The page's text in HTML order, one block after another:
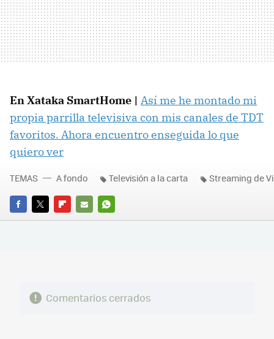
En Xataka SmartHome | Así me he montado mi
propia parrilla televisiva con mis canales de TDT
favoritos. Ahora encuentro enseguida lo que
quiero ver
FACEBOOK
TWITTERFLIPBOARD
E-
WHATSAPP
TEMAS A fondo Televisión a la carta Streaming de
Comentarios cerrados